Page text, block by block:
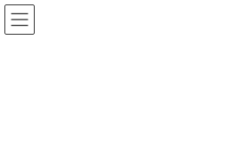
コ
ン
ナ
ビ